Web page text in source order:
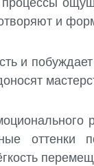
и
и
оттенки